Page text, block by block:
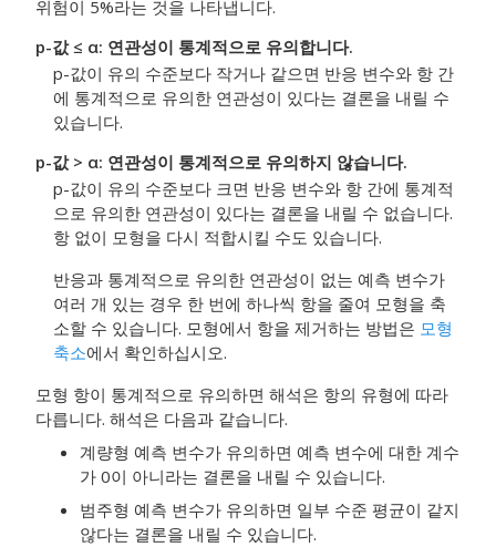
위험이 5%라는 것을 나타냅니다.
p-값 ≤ α: 연관성이 통계적으로 유의합니다.
p-값이 유의 수준보다 작거나 같으면 반응 변수와 항 간
에 통계적으로 유의한 연관성이 있다는 결론을 내릴 수
있습니다.
p-값 > α: 연관성이 통계적으로 유의하지 않습니다.
p-값이 유의 수준보다 크면 반응 변수와 항 간에 통계적
으로 유의한 연관성이 있다는 결론을 내릴 수 없습니다.
항 없이 모형을 다시 적합시킬 수도 있습니다.
반응과 통계적으로 유의한 연관성이 없는 예측 변수가
여러 개 있는 경우 한 번에 하나씩 항을 줄여 모형을 축
소할 수 있습니다. 모형에서 항을 제거하는 방법은 모형
축소에서 확인하십시오.
모형 항이 통계적으로 유의하면 해석은 항의 유형에 따라
다릅니다. 해석은 다음과 같습니다.
계량형 예측 변수가 유의하면 예측 변수에 대한 계수
가 0이 아니라는 결론을 내릴 수 있습니다.
범주형 예측 변수가 유의하면 일부 수준 평균이 같지
않다는 결론을 내릴 수 있습니다.